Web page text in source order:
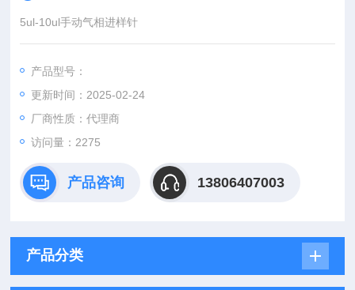
5ul-10ul手动气相进样针
产品型号：
更新时间：2025-02-24
厂商性质：代理商
访问量：2275
产品咨询 13806407003
产品分类